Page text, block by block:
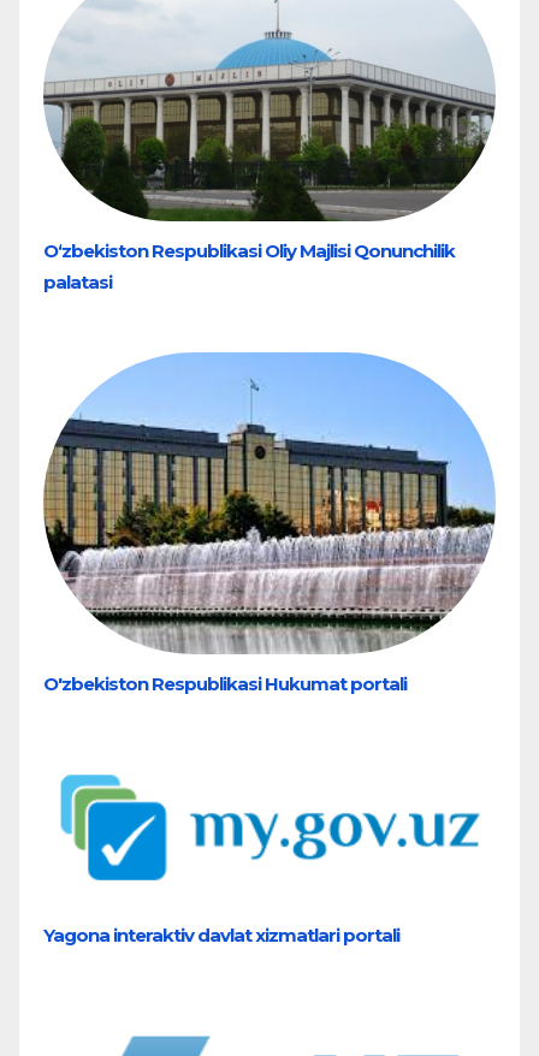
O‘zbekiston Respublikasi Oliy Majlisi Qonunchilik
palatasi
O'zbekiston Respublikasi Hukumat portali
Yagona interaktiv davlat xizmatlari portali